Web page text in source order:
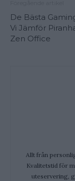
De Bästa
Vi Jämför
Zen Office
Allt från
Kvalitetstid för
uteservering,